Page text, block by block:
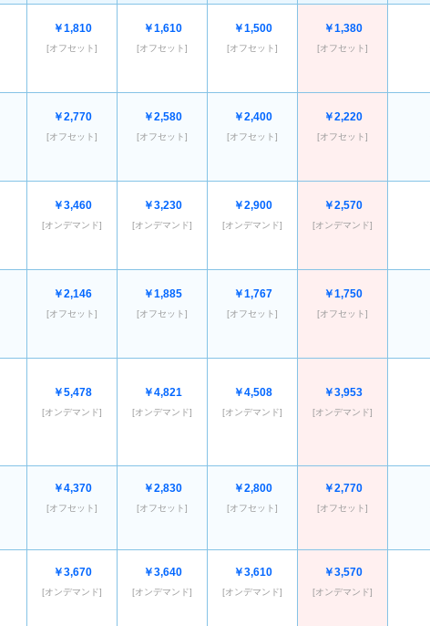
￥1,810
[オフセット]
￥1,610
[オフセット]
￥1,500
[オフセット]
￥1,380
[オフセット]
￥2,770
[オフセット]
￥2,580
[オフセット]
￥2,400
[オフセット]
￥2,220
[オフセット]
￥3,460
[オンデマンド]
￥3,230
[オンデマンド]
￥2,900
[オンデマンド]
￥2,570
[オンデマンド]
￥2,146
[オフセット]
￥1,885
[オフセット]
￥1,767
[オフセット]
￥1,750
[オフセット]
￥5,478
[オンデマンド]
￥4,821
[オンデマンド]
￥4,508
[オンデマンド]
￥3,953
[オンデマンド]
￥4,370
[オフセット]
￥2,830
[オフセット]
￥2,800
[オフセット]
￥2,770
[オフセット]
￥3,670
[オンデマンド]
￥3,640
[オンデマンド]
￥3,610
[オンデマンド]
￥3,570
[オンデマンド]